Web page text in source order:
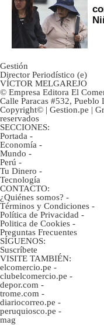
Gestión
Director Periodístico (e)
VÍCTOR MELGAREJO
© Empresa Editora El
Calle Paracas #532, Pueblo
Copyright© | Gestion.pe |
reservados
SECCIONES:
Portada -
Economía -
Mundo -
Perú -
Tu Dinero -
Tecnología
CONTACTO:
¿Quiénes somos? -
Términos y Condiciones -
Política de Privacidad -
Politica de Cookies -
Preguntas Frecuentes
SÍGUENOS:
Suscríbete
VISITE TAMBIÉN:
elcomercio.pe -
clubelcomercio.pe -
depor.com -
trome.com -
diariocorreo.pe -
peruquiosco.pe -
mag